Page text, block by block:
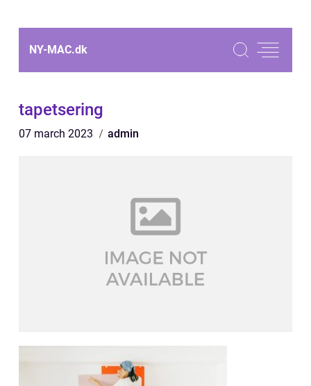
NY-MAC.dk
tapetsering
07 march 2023 admin